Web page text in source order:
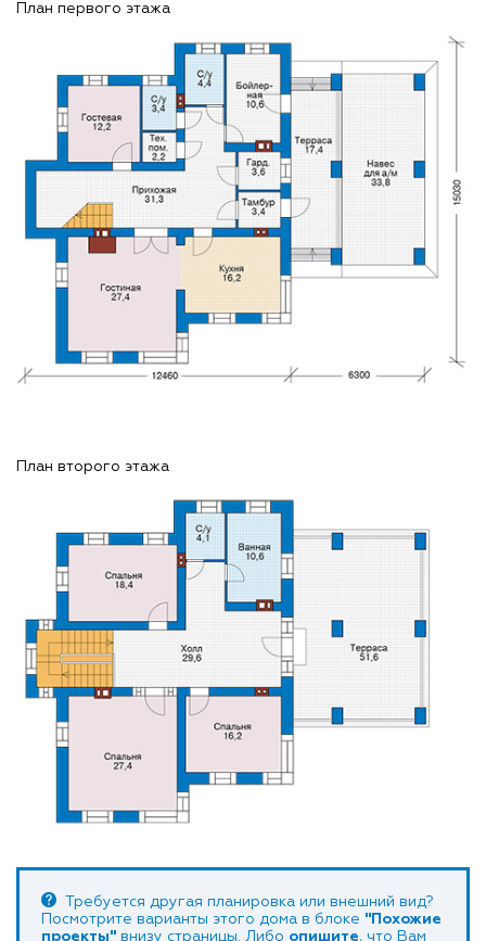
План первого этажа
План второго этажа
Требуется другая планировка или внешний вид?
Посмотрите варианты этого дома в блоке "Похожие
проекты" внизу страницы. Либо опишите, что Вам